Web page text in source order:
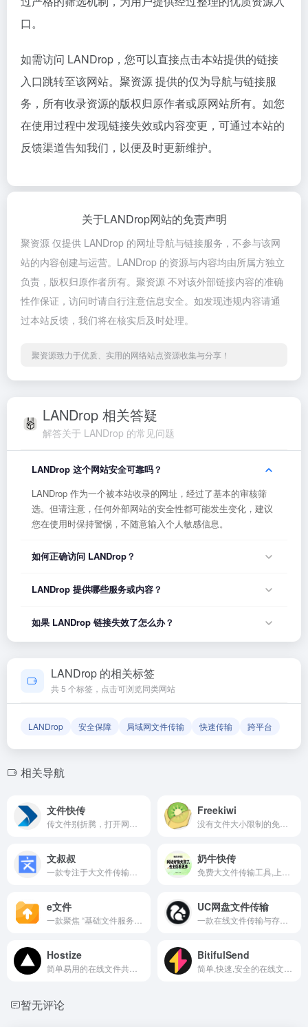
口。
如需访问 LANDrop，您可以直接点击本站提供的链接
入口跳转至该网站。聚资源 提供的仅为导航与链接服
务，所有收录资源的版权归原作者或原网站所有。如您
在使用过程中发现链接失效或内容变更，可通过本站的
反馈渠道告知我们，以便及时更新维护。
关于LANDrop网站的免责声明
聚资源 仅提供 LANDrop 的网址导航与链接服务，不参与该网
站的内容创建与运营。LANDrop 的资源与内容均由所属方独立
负责，版权归原作者所有。聚资源 不对该外部链接内容的准确
性作保证，访问时请自行注意信息安全。如发现违规内容请通
过本站反馈，我们将在核实后及时处理。
聚资源致力于优质、实用的网络站点资源收集与分享！
LANDrop 相关答疑
解答关于 LANDrop 的常见问题
LANDrop 这个网站安全可靠吗？
LANDrop 作为一个被本站收录的网址，经过了基本的审核筛
选。但请注意，任何外部网站的安全性都可能发生变化，建议
您在使用时保持警惕，不随意输入个人敏感信息。
如何正确访问 LANDrop？
或者在浏览器地址栏输入正确的网址。如果遇到无法访问的情
试。
LANDrop 提供哪些服务或内容？
航平台，致力于帮助用户发现和整理优质网站资源，具体网站
的内容与服务由该网站运营方负责。
如果 LANDrop 链接失效了怎么办？
如果发现链接无法打开或内容已变更，您可以使用页面上的
确保导航链接的准确性和有效性。
LANDrop 的相关标签
共 5 个标签，点击可浏览同类网站
LANDrop 安全保障 局域网文件传输 快速传输 跨平台
相关导航
文件快传 Freekiwi
文叔叔 奶牛快传
e文件 UC网盘文件传输
Hostize BitifulSend
暂无评论